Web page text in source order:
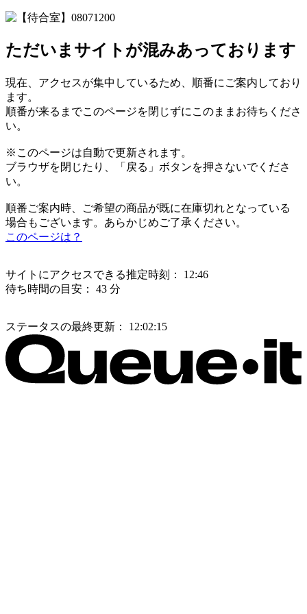
ただいまサイトが混みあっております
現在、アクセスが集中しているため、順番にご案内しており
ます。
順番が来るまでこのページを閉じずにこのままお待ちくださ
い。
※このページは自動で更新されます。
ブラウザを閉じたり、「戻る」ボタンを押さないでくださ
い。
順番ご案内時、ご希望の商品が既に在庫切れとなっている
場合もございます。あらかじめご了承ください。
このページは？
サイトにアクセスできる推定時刻：
12:46
待ち時間の目安：
43 分
ステータスの最終更新： 12:02:15